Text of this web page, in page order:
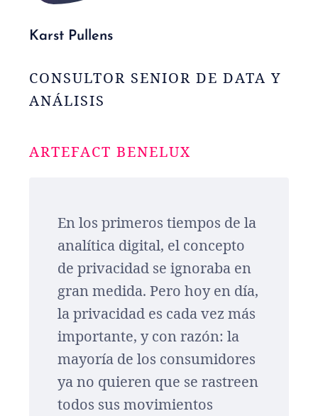
Karst Pullens
CONSULTOR SENIOR DE DATA Y
ANÁLISIS
ARTEFACT BENELUX
En los primeros tiempos de la
analítica digital, el concepto
de privacidad se ignoraba en
gran medida. Pero hoy en día,
la privacidad es cada vez más
importante, y con razón: la
mayoría de los consumidores
ya no quieren que se rastreen
todos sus movimientos